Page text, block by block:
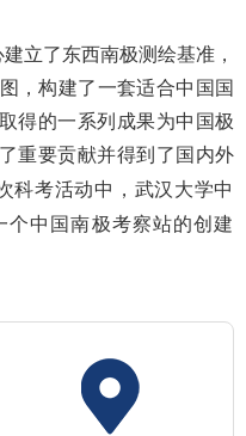
立了东西南极测绘基准，
，构建了一套适合中国国
得的一系列成果为中国极
重要贡献并得到了国内外
科考活动中，武汉大学中
中国南极考察站的创建